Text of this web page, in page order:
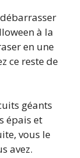
à la
en une
ce reste de
géants
épais et
vous le
avez.